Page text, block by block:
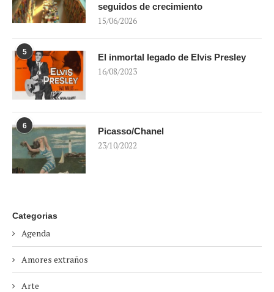
seguidos de crecimiento
15/06/2026
5
El inmortal legado de Elvis Presley
16/08/2023
6
Picasso/Chanel
23/10/2022
Categorias
Agenda
Amores extraños
Arte